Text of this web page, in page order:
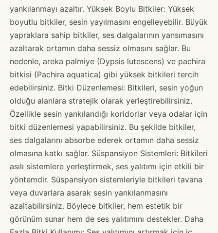
yankılanmayı azaltır. Yüksek Boylu Bitkiler: Yüksek
boyutlu bitkiler, sesin yayılmasını engelleyebilir. Büyük
yapraklara sahip bitkiler, ses dalgalarının yansımasını
azaltarak ortamın daha sessiz olmasını sağlar. Bu
nedenle, areka palmiye (Dypsis lutescens) ve pachira
bitkisi (Pachira aquatica) gibi yüksek bitkileri tercih
edebilirsiniz. Bitki Düzenlemesi: Bitkileri, sesin yoğun
olduğu alanlara stratejik olarak yerleştirebilirsiniz.
Özellikle sesin yankılandığı koridorlar veya odalar için
bitki düzenlemesi yapabilirsiniz. Bu şekilde bitkiler,
ses dalgalarını absorbe ederek ortamın daha sessiz
olmasına katkı sağlar. Süspansiyon Sistemleri: Bitkileri
asılı sistemlere yerleştirmek, ses yalıtımı için etkili bir
yöntemdir. Süspansiyon sistemleriyle bitkileri tavana
veya duvarlara asarak sesin yankılanmasını
azaltabilirsiniz. Böylece bitkiler, hem estetik bir
görünüm sunar hem de ses yalıtımını destekler. Daha